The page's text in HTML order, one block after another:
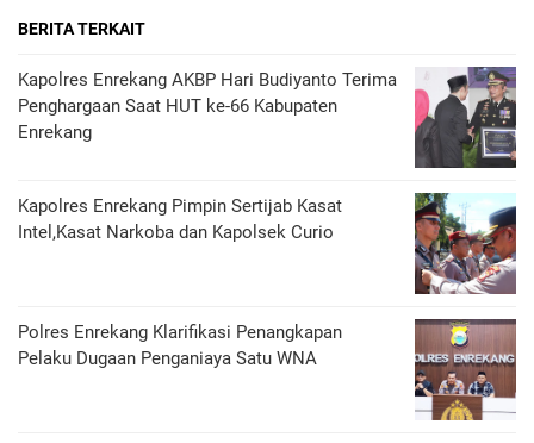
BERITA TERKAIT
Kapolres Enrekang AKBP Hari Budiyanto Terima
Penghargaan Saat HUT ke-66 Kabupaten
Enrekang
Kapolres Enrekang Pimpin Sertijab Kasat
Intel,Kasat Narkoba dan Kapolsek Curio
Polres Enrekang Klarifikasi Penangkapan
Pelaku Dugaan Penganiaya Satu WNA